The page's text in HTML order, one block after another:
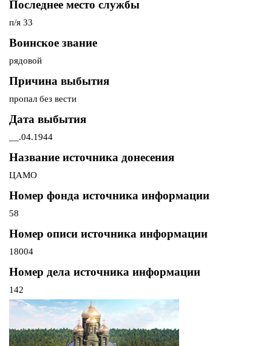
Последнее место службы
п/я 33
Воинское звание
рядовой
Причина выбытия
пропал без вести
Дата выбытия
__.04.1944
Название источника донесения
ЦАМО
Номер фонда источника информации
58
Номер описи источника информации
18004
Номер дела источника информации
142